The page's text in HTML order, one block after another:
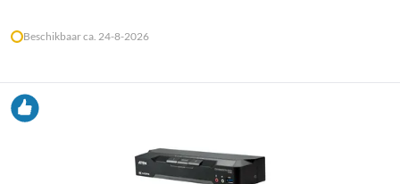
Beschikbaar ca. 24-8-2026